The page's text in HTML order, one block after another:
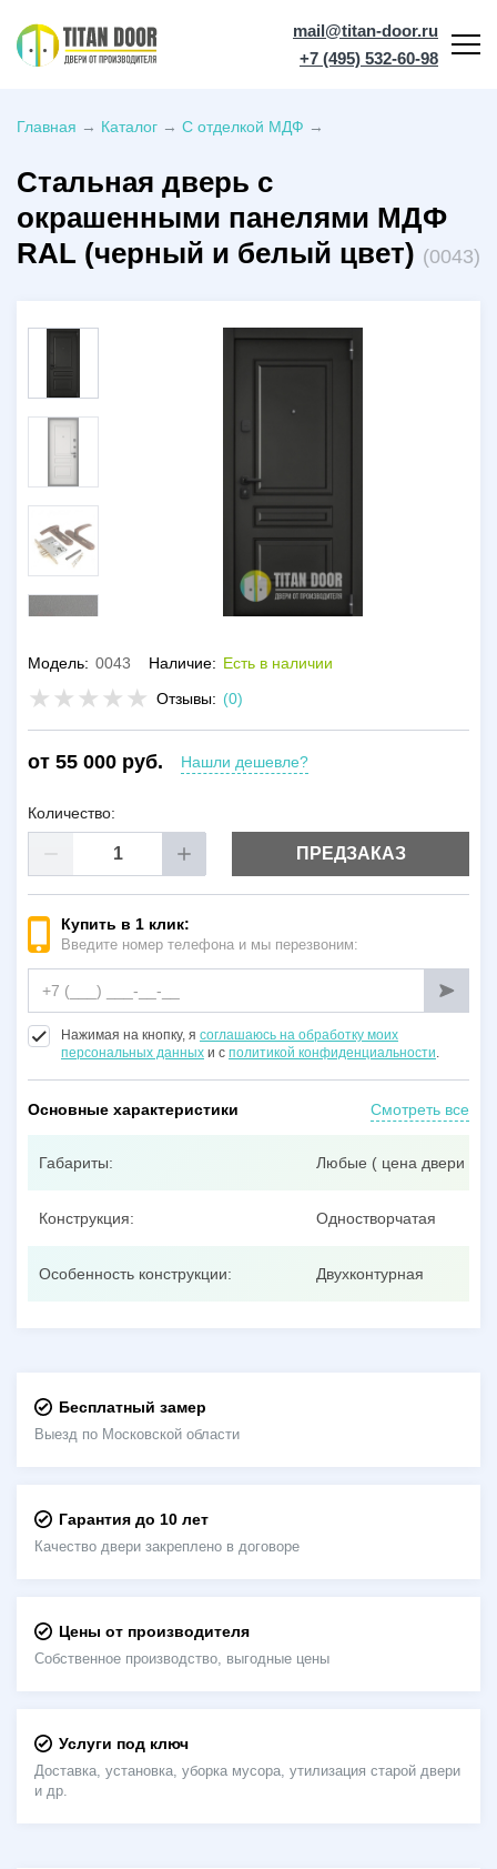
mail@titan-door.ru
+7 (495) 532-60-98
Главная → Каталог → С отделкой МДФ →
Стальная дверь с
окрашенными панелями МДФ
RAL (черный и белый цвет) (0043)
Модель: 0043 Наличие: Есть в наличии
Отзывы: (0)
от 55 000 руб. Нашли дешевле?
Количество:
ПРЕДЗАКАЗ
Купить в 1 клик:
Введите номер телефона и мы перезвоним:
Нажимая на кнопку, я соглашаюсь на обработку моих
персональных данных и с политикой конфиденциальности.
Основные характеристики Смотреть все
Габариты: Любые ( цена двери
Конструкция: Одностворчатая
Особенность конструкции: Двухконтурная
Бесплатный замер
Выезд по Московской области
Гарантия до 10 лет
Качество двери закреплено в договоре
Цены от производителя
Собственное производство, выгодные цены
Услуги под ключ
Доставка, установка, уборка мусора, утилизация старой двери
и др.